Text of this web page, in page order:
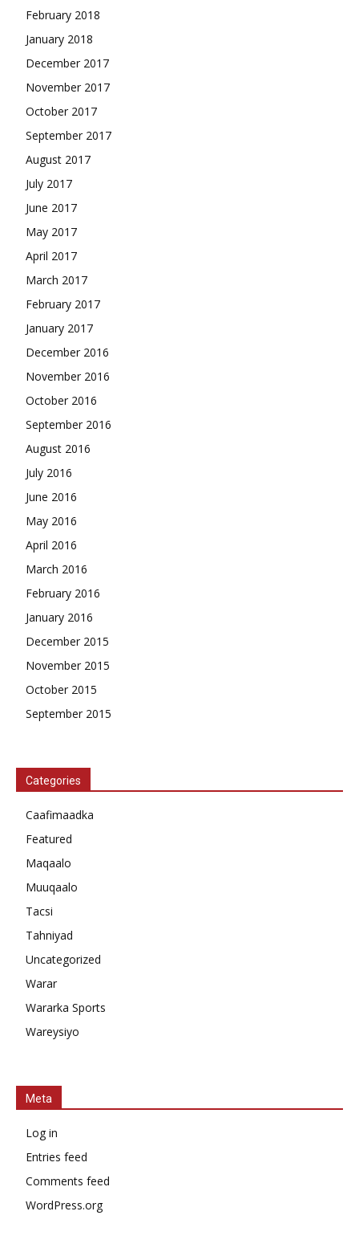
February 2018
January 2018
December 2017
November 2017
October 2017
September 2017
August 2017
July 2017
June 2017
May 2017
April 2017
March 2017
February 2017
January 2017
December 2016
November 2016
October 2016
September 2016
August 2016
July 2016
June 2016
May 2016
April 2016
March 2016
February 2016
January 2016
December 2015
November 2015
October 2015
September 2015
Categories
Caafimaadka
Featured
Maqaalo
Muuqaalo
Tacsi
Tahniyad
Uncategorized
Warar
Wararka Sports
Wareysiyo
Meta
Log in
Entries feed
Comments feed
WordPress.org